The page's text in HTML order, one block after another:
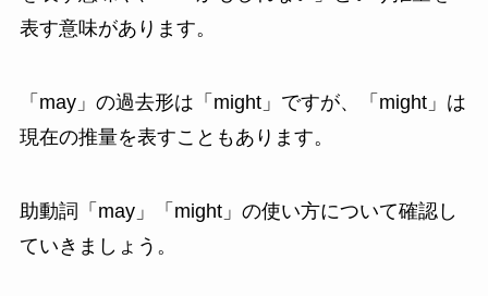
表す意味があります。
「may」の過去形は「might」ですが、「might」は
現在の推量を表すこともあります。
助動詞「may」「might」の使い方について確認し
ていきましょう。